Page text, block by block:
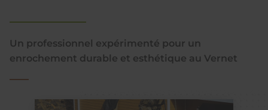
Un professionnel expérimenté pour un
enrochement durable et esthétique au Vernet